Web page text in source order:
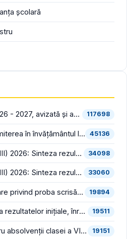
școlară
Structura anului școlar 2026 - 2027, avizată și aprobată 117698
Informații utile privind admiterea în învățământul liceal (an școlar 2026 - 2027) 45136
Evaluare Națională (EN VIII) 2026: Sinteza rezultatelor inițiale (înainte de contestații) 34098
Evaluare Națională (EN VIII) 2026: Sinteza rezultatelor finale (după soluționarea contestațiilor) 33060
Titularizare 2026: Informare privind proba scrisă din cadrul concursului național pentru ocuparea posturilor/catedrelor didactice vacante/rezervate din învățământul preuniversitar 19894
Bacalaureat 2026: Sinteza rezultatelor inițiale, înregistrate în prima sesiune (înainte de contestații) 19511
Evaluarea Națională pentru absolvenții clasei a VIII-a (EN VIII 2026) începe luni, 22 iunie 19151